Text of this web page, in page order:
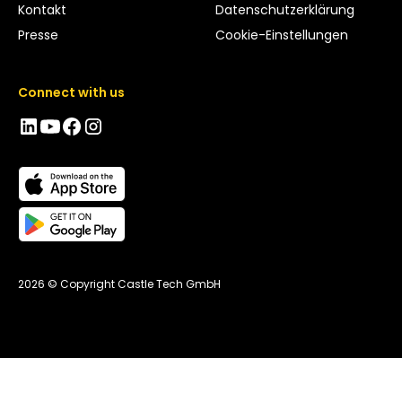
Kontakt
Presse
Datenschutzerklärung
Cookie-Einstellungen
Connect with us
2026 © Copyright Castle Tech GmbH